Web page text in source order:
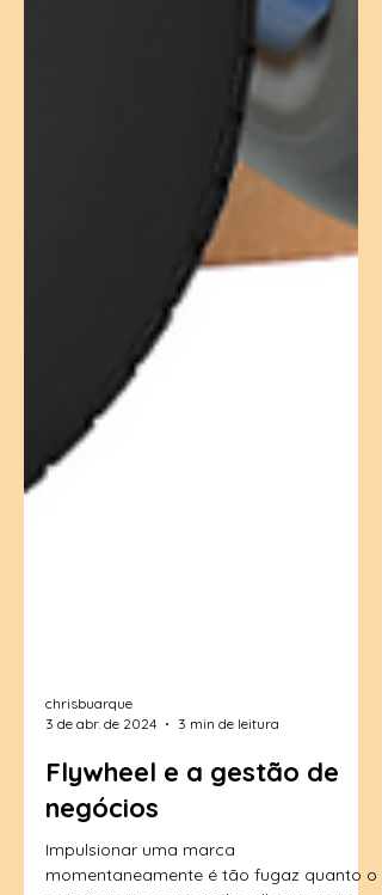
chrisbuarque
3 de abr. de 2024
3 min de leitura
Flywheel e a gestão de
negócios